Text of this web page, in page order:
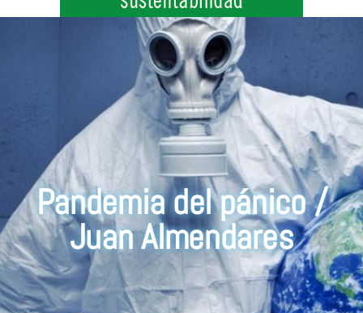
Pandemia del pánico /
Juan Almendares